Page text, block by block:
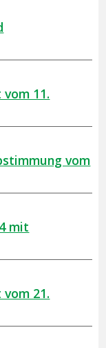
11.
vom
mit
21.